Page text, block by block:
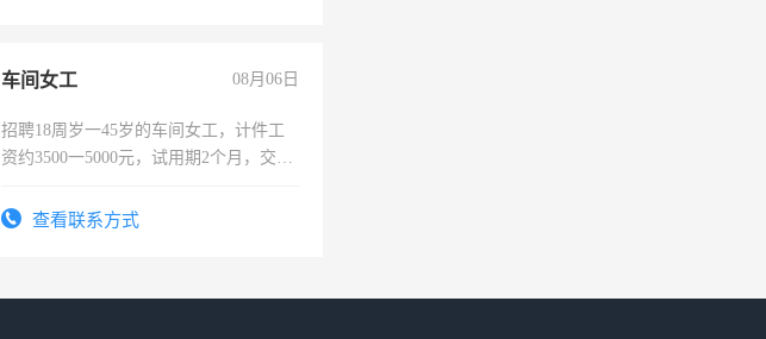
车间女工 08月06日
招聘18周岁一45岁的车间女工，计件工
资约3500一5000元，试用期2个月，交五
查看联系方式